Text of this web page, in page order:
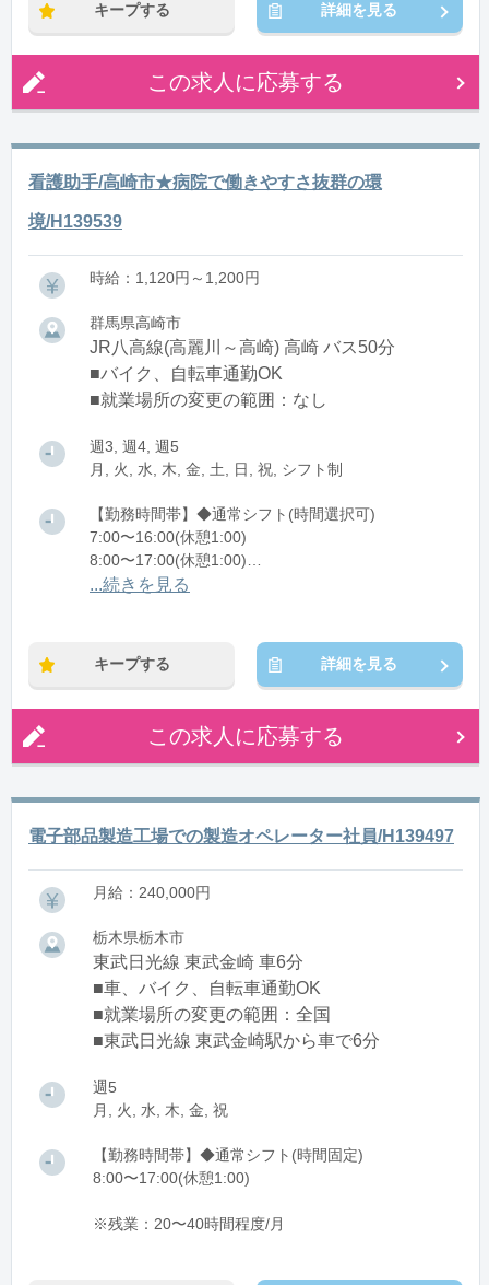
キープする 詳細を見る
この求人に応募する
看護助手/高崎市★病院で働きやすさ抜群の環
境/H139539
時給：1,120円～1,200円
群馬県高崎市
JR八高線(高麗川～高崎) 高崎 バス50分
■バイク、自転車通勤OK
■就業場所の変更の範囲：なし
週3, 週4, 週5
月, 火, 水, 木, 金, 土, 日, 祝, シフト制
【勤務時間帯】◆通常シフト(時間選択可)
7:00〜16:00(休憩1:00)
8:00〜17:00(休憩1:00)
12:00〜21:00(休憩1:00)
...続きを見る
キープする 詳細を見る
この求人に応募する
電子部品製造工場での製造オペレーター社員/H139497
月給：240,000円
栃木県栃木市
東武日光線 東武金崎 車6分
■車、バイク、自転車通勤OK
■就業場所の変更の範囲：全国
■東武日光線 東武金崎駅から車で6分
週5
月, 火, 水, 木, 金, 祝
【勤務時間帯】◆通常シフト(時間固定)
8:00〜17:00(休憩1:00)
※残業：20〜40時間程度/月